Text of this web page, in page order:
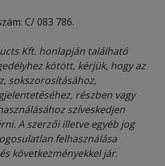
C/ 083 786.
Kft. honlapján található
kötött, kérjük, hogy az
sokszorosításához,
részben vagy
szíveskedjen
A szerzői illetve egyéb jog
felhasználása
következményekkel jár.